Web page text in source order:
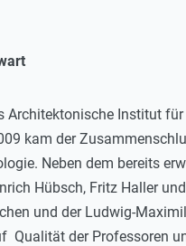
Institut
kam der
Neben dem bereits
Hübsch, Fritz Haller
und der Ludwig-
Qualität der Professoren